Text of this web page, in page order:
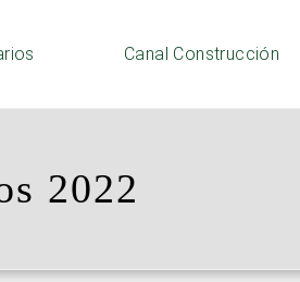
Canal Construcción
2022